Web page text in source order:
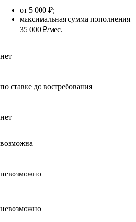
от 5 000 ₽;
максимальная сумма пополнения
35 000 ₽/мес.
нет
по ставке до востребования
нет
возможна
невозможно
невозможно